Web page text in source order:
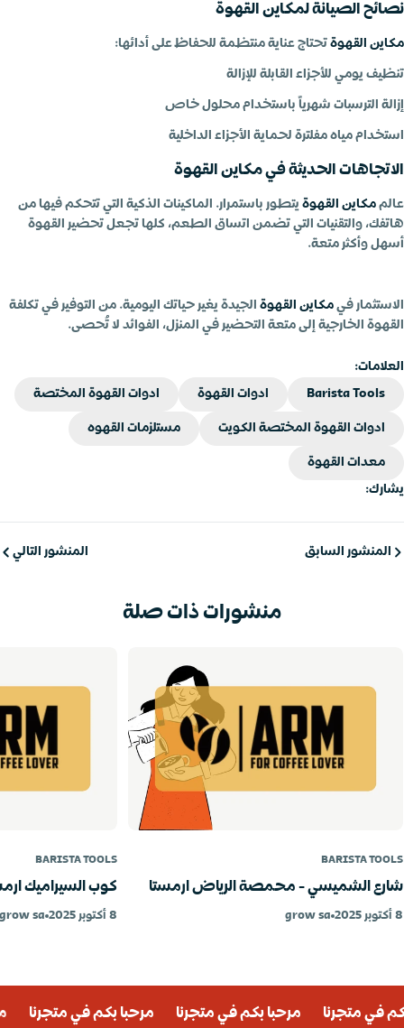
نصائح الصيانة لمكاين القهوة
مكاين القهوة تحتاج عناية منتظمة للحفاظ على أدائها:
تنظيف يومي للأجزاء القابلة للإزالة
إزالة الترسبات شهرياً باستخدام محلول خاص
استخدام مياه مفلترة لحماية الأجزاء الداخلية
الاتجاهات الحديثة في مكاين القهوة
عالم مكاين القهوة يتطور باستمرار. الماكينات الذكية التي تتحكم فيها من
هاتفك، والتقنيات التي تضمن اتساق الطعم، كلها تجعل تحضير القهوة
أسهل وأكثر متعة.
الاستثمار في مكاين القهوة الجيدة يغير حياتك اليومية. من التوفير في تكلفة
القهوة الخارجية إلى متعة التحضير في المنزل، الفوائد لا تُحصى.
العلامات:
Barista Tools
ادوات القهوة ادوات القهوة المختصة
ادوات القهوة المختصة الكويت مستلزمات القهوه
معدات القهوة
يشارك:
المنشور السابق المنشور التالي
منشورات ذات صلة
BARISTA TOOLS
شارع الشميسي - محمصة الرياض ارمستا
8 أكتوبر 2025 grow sa
BARISTA TOOLS
كوب السيراميك
8 أكتوبر 2025 grow sa
في متجرنا مرحبا بكم في متجرنا مرحبا بكم في متجرنا